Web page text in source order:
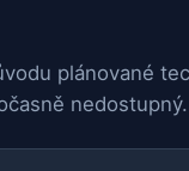
plánované
nedostupný.